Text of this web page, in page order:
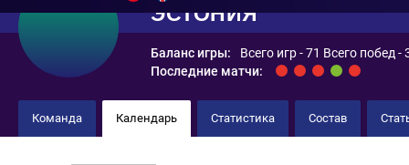
ЭСТОНИЯ
Баланс игры:
Всего игр - 71 Всего побед
Последние матчи:
Команда Календарь Статистика Состав